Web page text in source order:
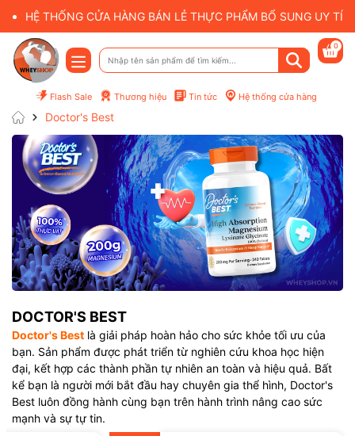
HỆ THỐNG CỬA HÀNG BÁN LẺ THỰC PHẨM BỔ SUNG UY
Flash Sale Thương hiệu Tin tức Hệ thống cửa hàng
0
Doctor's Best
DOCTOR'S BEST
Doctor's Best là giải pháp hoàn hảo cho sức khỏe tối ưu của
bạn. Sản phẩm được phát triển từ nghiên cứu khoa học hiện
đại, kết hợp các thành phần tự nhiên an toàn và hiệu quả. Bất
kể bạn là người mới bắt đầu hay chuyên gia thể hình, Doctor's
Best luôn đồng hành cùng bạn trên hành trình nâng cao sức
mạnh và sự tự tin.
Mã giảm giá:
Điều kiện: